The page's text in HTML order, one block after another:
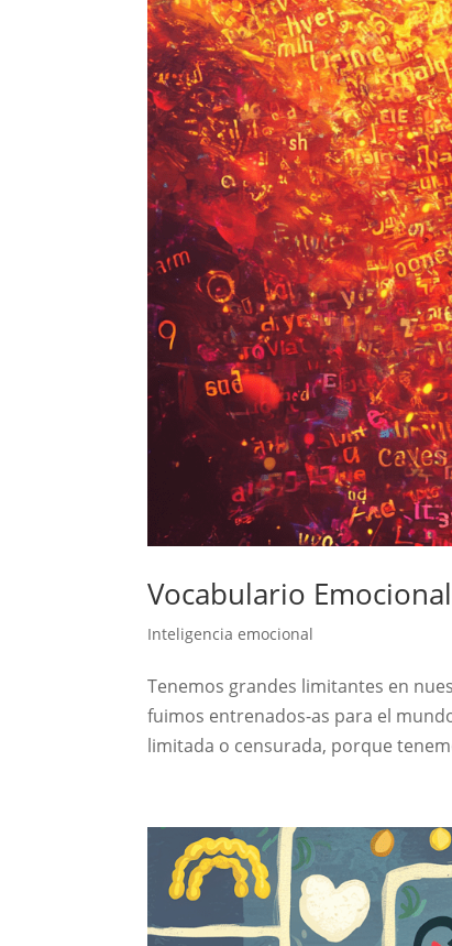
Vocabulario Emocional
Inteligencia emocional
Tenemos grandes limitantes en
fuimos entrenados-as para el
limitada o censurada, porque